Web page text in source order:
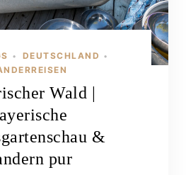
• DEUTSCHLAND •
Wald |
&
pur